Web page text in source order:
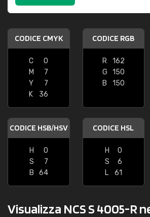
CODICE CMYK
C
0
M
7
Y
7
K
36
CODICE RGB
R
162
G
150
B
150
CODICE HSB/HSV
H
0
S
7
B
64
CODICE HSL
H
0
S
6
L
61
Visualizza NCS S 4005-R